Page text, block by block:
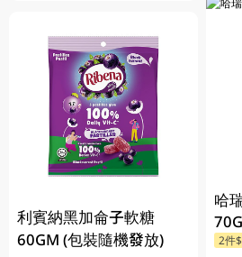
利賓納黑加侖子軟糖
60GM (包裝隨機發放)
哈
2件